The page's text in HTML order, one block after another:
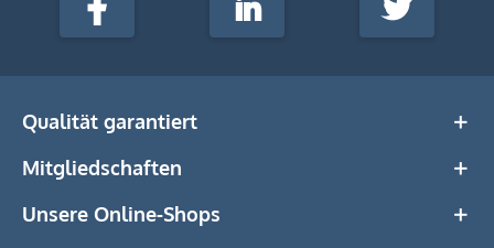
Media
Facebook LinkedIn Twitter
Qualität garantiert
Mitgliedschaften
Unsere Online-Shops